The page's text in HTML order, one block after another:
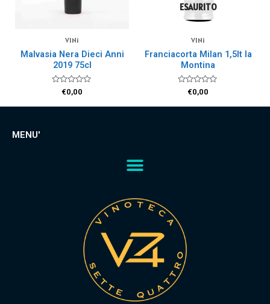
VINi
Malvasia Nera Dieci Anni
2019 75cl
Valutato
€0,00
ESAURITO
VINi
Franciacorta Milan 1,5lt la
Montina
Valutato
€0,00
MENU'